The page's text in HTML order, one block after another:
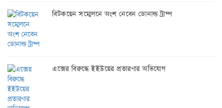
বিটকয়েন সম্মেলনে অংশ নেবেন ডোনাল্ড ট্রাম্প
এক্সের বিরুদ্ধে ইইউয়ের প্রতারণার অভিযোগ